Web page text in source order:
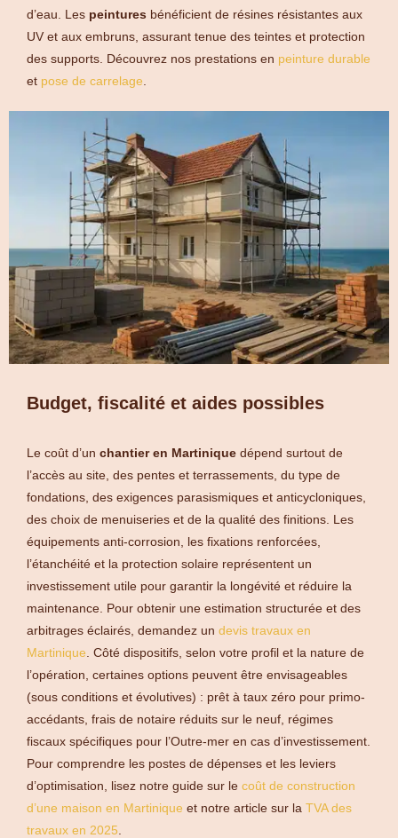
d’eau. Les peintures bénéficient de résines résistantes aux
UV et aux embruns, assurant tenue des teintes et protection
des supports. Découvrez nos prestations en peinture durable
et pose de carrelage
Budget, fiscalité et aides possibles
Le coût d’un chantier en Martinique dépend surtout de
l’accès au site, des pentes et terrassements, du type de
fondations, des exigences parasismiques et anticycloniques,
des choix de menuiseries et de la qualité des finitions. Les
équipements anti-corrosion, les fixations renforcées,
l’étanchéité et la protection solaire représentent un
investissement utile pour garantir la longévité et réduire la
maintenance. Pour obtenir une estimation structurée et des
arbitrages éclairés, demandez un devis travaux en
Martinique . Côté dispositifs, selon votre profil et la nature de
l’opération, certaines options peuvent être envisageables
(sous conditions et évolutives) : prêt à taux zéro pour primo-
accédants, frais de notaire réduits sur le neuf, régimes
fiscaux spécifiques pour l’Outre-mer en cas d’investissement.
Pour comprendre les postes de dépenses et les leviers
d’optimisation, lisez notre guide sur le coût de construction
d’une maison en Martinique et notre article sur la TVA des
travaux en 2025